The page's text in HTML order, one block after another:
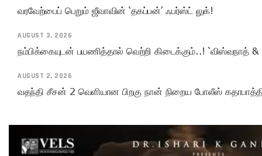
வரவேற்பைப் பெறும் ஜீவாவின் ‘தகப்பன்’ ஃபர்ஸ்ட் லுக்!
AUGUST 3, 2026
நம்பிக்கையுடன் பயணித்தால் வெற்றி கிடைக்கும்..! ‘விஸ்வநாத் &
AUGUST 2, 2026
வதந்தி சீசன் 2 வெளியான பிறகு நான் நிறைய போலீஸ்